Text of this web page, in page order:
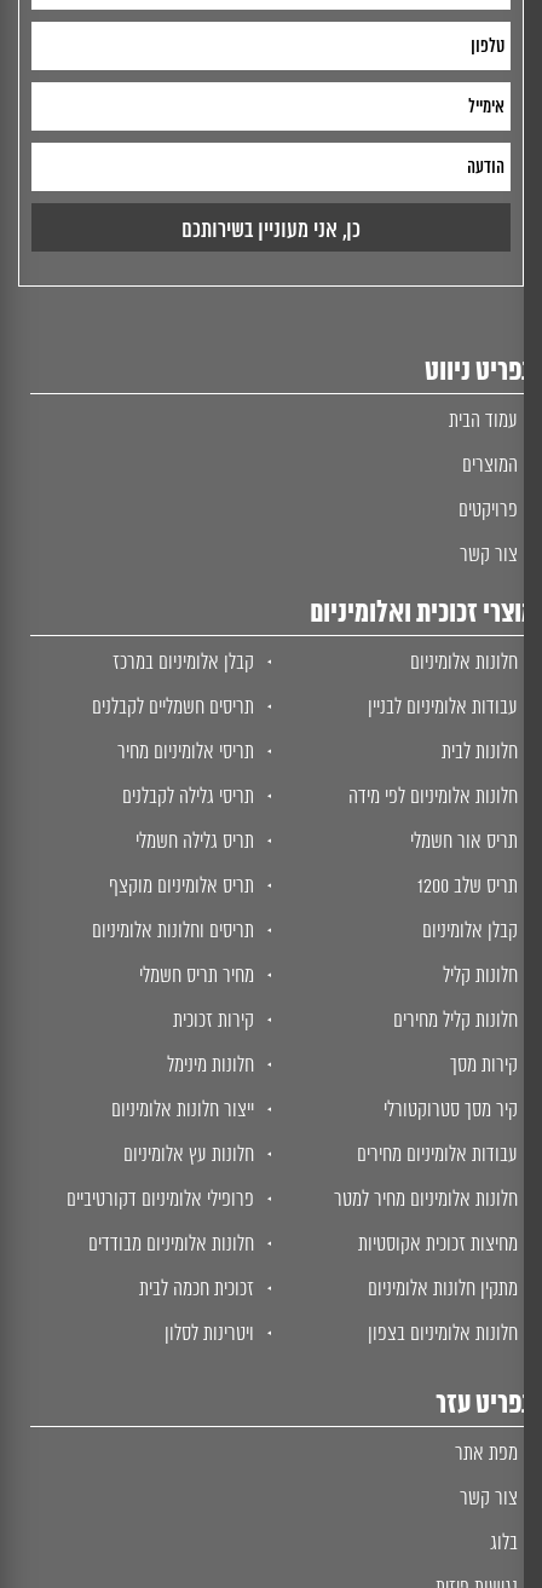
ניווט
עמוד הבית
המוצרים
פרויקטים
צור קשר
זכוכית ואלומיניום
חלונות אלומיניום
עבודות אלומיניום לבניין
חלונות לבית
חלונות אלומיניום לפי מידה
תריס אור חשמלי
תריס שלב 1200
קבלן אלומיניום
חלונות קליל
חלונות קליל מחירים
קירות מסך
קיר מסך סטרוקטורלי
עבודות אלומיניום מחירים
חלונות אלומיניום מחיר למטר
מחיצות זכוכית אקוסטיות
מתקין חלונות אלומיניום
חלונות אלומיניום בצפון
קבלן אלומיניום במרכז
תריסים חשמליים לקבלנים
תריסי אלומיניום מחיר
תריסי גלילה לקבלנים
תריס גלילה חשמלי
תריס אלומיניום מוקצף
תריסים וחלונות אלומיניום
מחיר תריס חשמלי
קירות זכוכית
חלונות מינימל
ייצור חלונות אלומיניום
חלונות עץ אלומיניום
פרופילי אלומיניום דקורטיביים
חלונות אלומיניום מבודדים
זכוכית חכמה לבית
ויטרינות לסלון
עזר
מפת אתר
צור קשר
בלוג